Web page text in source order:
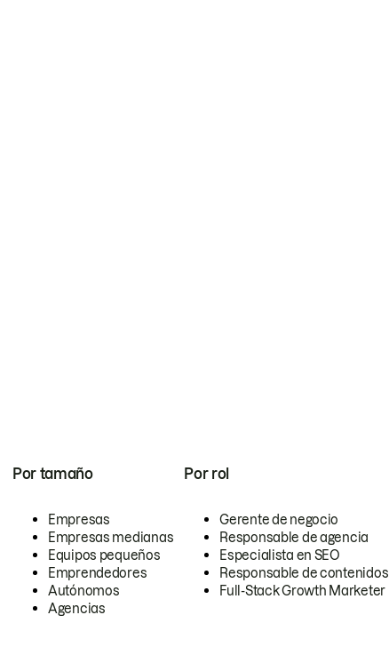
Por tamaño
Empresas
Empresas medianas
Equipos pequeños
Emprendedores
Autónomos
Agencias
Por rol
Gerente de negocio
Responsable de agencia
Especialista en SEO
Responsable de contenidos
Full-Stack Growth Marketer